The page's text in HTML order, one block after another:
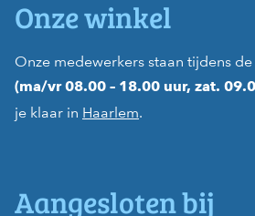
Onze winkel
Onze medewerkers staan tijdens
(ma/vr 08.00 – 18.00 uur, zat.
je klaar in Haarlem.
Aangesloten bij